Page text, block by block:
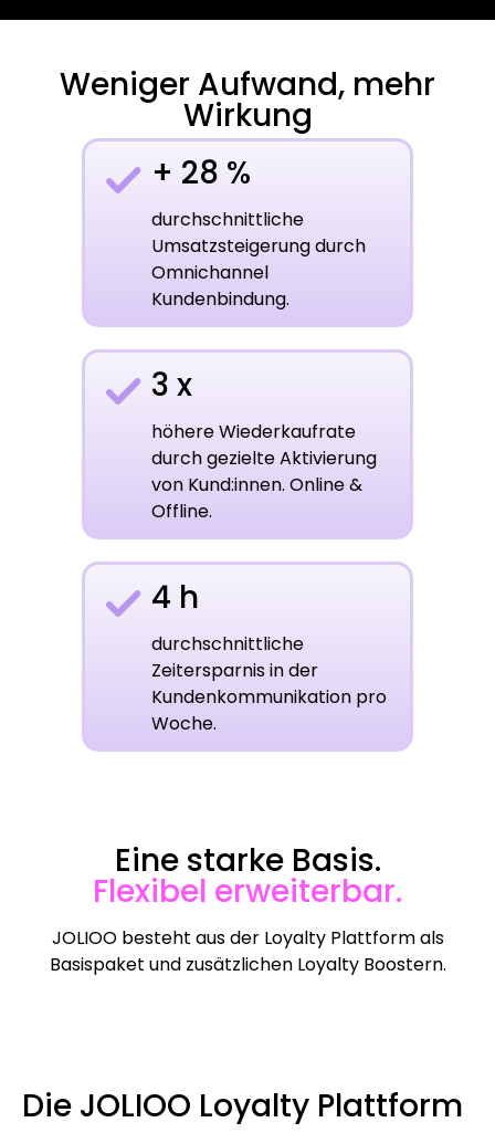
Weniger Aufwand, mehr
Wirkung
+ 28 %
durchschnittliche
Umsatzsteigerung durch
Omnichannel
Kundenbindung.
3 x
höhere Wiederkaufrate
durch gezielte Aktivierung
von Kund:innen. Online &
Offline.
4 h
durchschnittliche
Zeitersparnis in der
Kundenkommunikation pro
Woche.
Eine starke Basis.
Flexibel erweiterbar.
JOLIOO besteht aus der Loyalty Plattform als
Basispaket und zusätzlichen Loyalty Boostern.
Die JOLIOO Loyalty Plattform